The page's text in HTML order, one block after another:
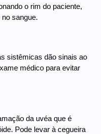
o rim do paciente,
sangue.
sistêmicas dão sinais ao
médico para evitar
da uvéa que é
Pode levar à cegueira